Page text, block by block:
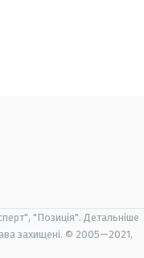
"Позиція". Детальніше
захищені. © 2005—2021,